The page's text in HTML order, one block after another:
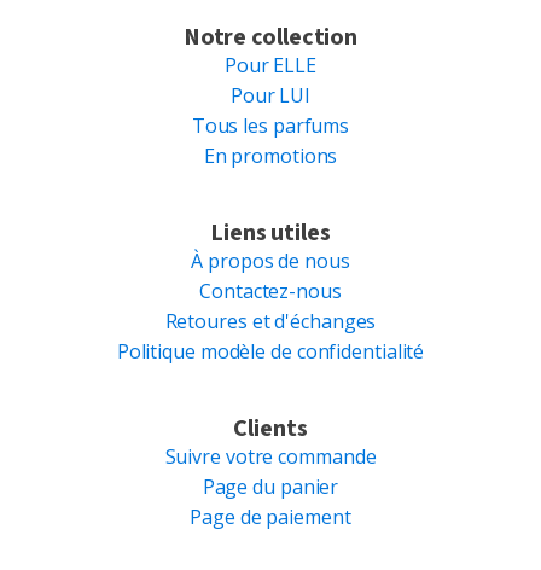
Notre collection
Pour ELLE
Pour LUI
Tous les parfums
En promotions
Liens utiles
À propos de nous
Contactez-nous
Retoures et d'échanges
Politique modèle de confidentialité
Clients
Suivre votre commande
Page du panier
Page de paiement